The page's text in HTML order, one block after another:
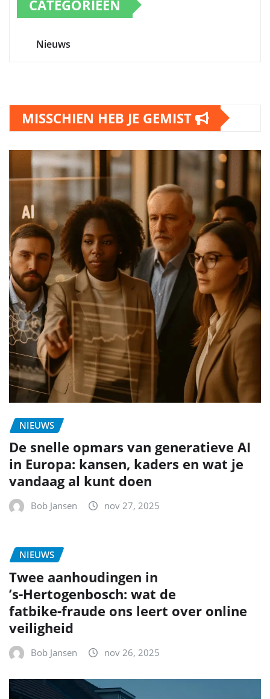
CATEGORIEËN
Nieuws
MISSCHIEN HEB JE GEMIST
NIEUWS
De snelle opmars van generatieve AI
in Europa: kansen, kaders en wat je
vandaag al kunt doen
Bob Jansen nov 27, 2025
NIEUWS
Twee aanhoudingen in
’s‑Hertogenbosch: wat de
fatbike‑fraude ons leert over online
veiligheid
Bob Jansen nov 26, 2025